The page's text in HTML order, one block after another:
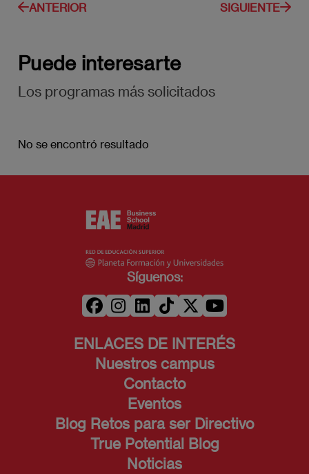
ANTERIOR SIGUIENTE
Puede interesarte
Los programas más solicitados
No se encontró resultado
Síguenos:
ENLACES DE INTERÉS
Nuestros campus
Contacto
Eventos
Blog Retos para ser Directivo
True Potential Blog
Noticias